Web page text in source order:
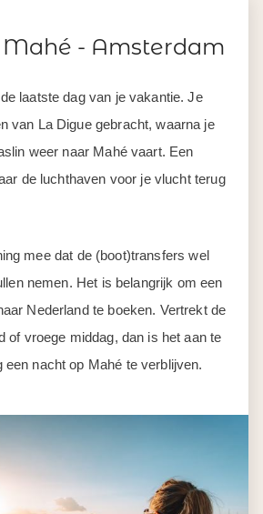
Mahé - Amsterdam
laatste dag van je vakantie. Je
van La Digue gebracht, waarna je
weer naar Mahé vaart. Een
de luchthaven voor je vlucht terug
mee dat de (boot)transfers wel
nemen. Het is belangrijk om een
Nederland te boeken. Vertrekt de
of vroege middag, dan is het aan te
een nacht op Mahé te verblijven.